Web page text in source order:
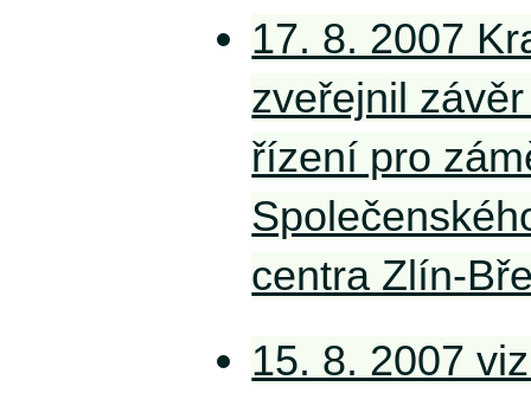
17. 8. 2007
zveřejnil
řízení pro
centra Zlín-
15. 8. 2007